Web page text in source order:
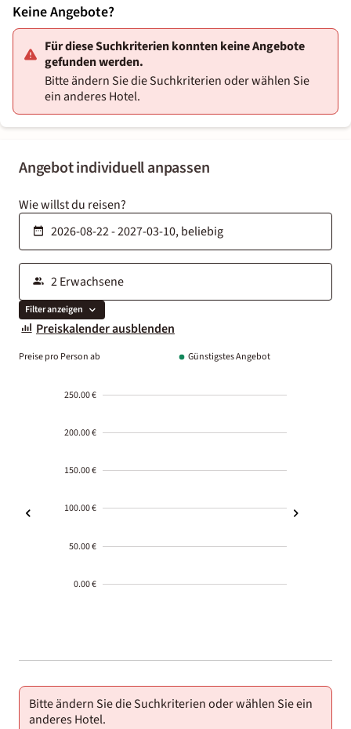
Angebot individuell anpassen
Wie willst du reisen?
Filter anzeigen
Preiskalender ausblenden
Preise pro Person ab Günstigstes Angebot
250.00 €
200.00 €
150.00 €
100.00 €
50.00 €
0.00 €
01-02
Bitte ändern Sie die Suchkriterien oder wählen Sie ein
anderes Hotel.
Keine Angebote?
Für diese Suchkriterien konnten keine Angebote
gefunden werden.
Bitte ändern Sie die Suchkriterien oder wählen Sie
ein anderes Hotel.